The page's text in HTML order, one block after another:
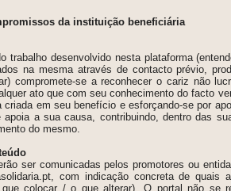
da instituição beneficiária
trabalho desenvolvido nesta plataforma
na mesma através de contacto prévio,
compromete-se a reconhecer o cariz não
ato que com seuconhecimento do facto
criada em seu benefício e esforçando-se por
a sua causa, contribuindo, dentro das
do mesmo.
ser comunicadas pelos promotores ou
, com indicação concreta de quais
colocar / o que alterar). O portal não se